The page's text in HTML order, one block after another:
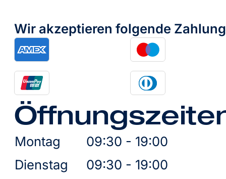
Wir akzeptieren folgende
Montag
09:30 - 19:00
Dienstag
09:30 - 19:00